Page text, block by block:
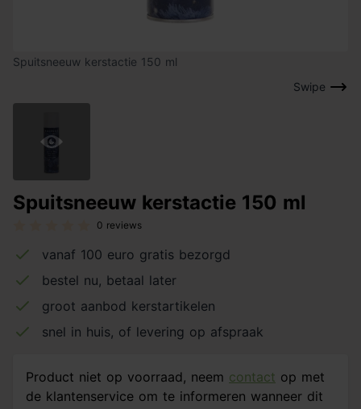
Swipe
Spuitsneeuw kerstactie 150 ml
Spuitsneeuw kerstactie 150 ml
0 reviews
vanaf 100 euro gratis bezorgd
bestel nu, betaal later
groot aanbod kerstartikelen
snel in huis, of levering op afspraak
Product niet op voorraad, neem contact op met
de klantenservice om te informeren wanneer dit